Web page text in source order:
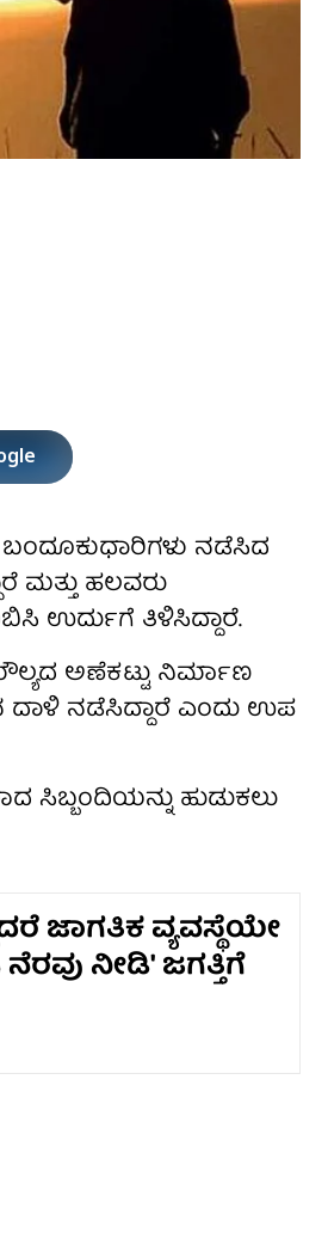
ಬಂದೂಕುಧಾರಿಗಳು ನಡೆಸಿದ
ಮತ್ತು ಹಲವರು
ಉರ್ದುಗೆ ತಿಳಿಸಿದ್ದಾರೆ.
ಅಣೆಕಟ್ಟು ನಿರ್ಮಾಣ
ದಾಳಿ ನಡೆಸಿದ್ದಾರೆ ಎಂದು ಉಪ
ಸಿಬ್ಬಂದಿಯನ್ನು ಹುಡುಕಲು
ಜಾಗತಿಕ ವ್ಯವಸ್ಥೆಯೇ
ನೀಡಿ' ಜಗತ್ತಿಗೆ